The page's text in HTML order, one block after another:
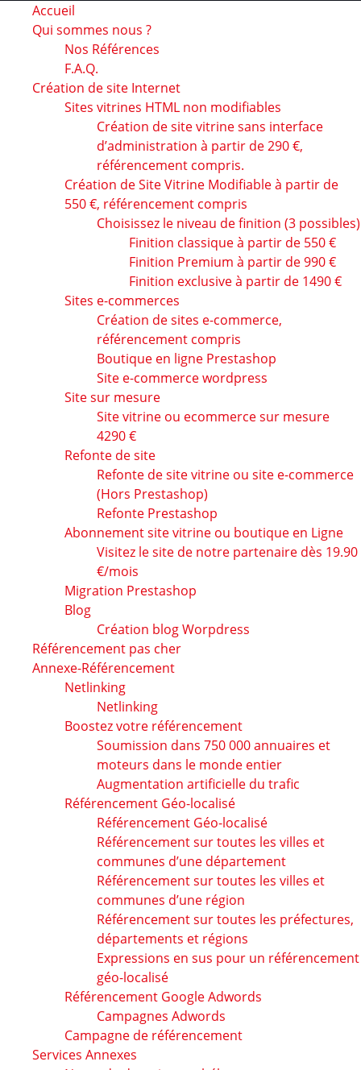
Accueil
Qui sommes nous ?
Nos Références
F.A.Q.
Création de site Internet
Sites vitrines HTML non modifiables
Création de site vitrine sans interface
d’administration à partir de 290 €,
référencement compris.
Création de Site Vitrine Modifiable à partir de
550 €, référencement compris
Choisissez le niveau de finition (3 possibles)
Finition classique à partir de 550 €
Finition Premium à partir de 990 €
Finition exclusive à partir de 1490 €
Sites e-commerces
Création de sites e-commerce,
référencement compris
Boutique en ligne Prestashop
Site e-commerce wordpress
Site sur mesure
Site vitrine ou ecommerce sur mesure
4290 €
Refonte de site
Refonte de site vitrine ou site e-commerce
(Hors Prestashop)
Refonte Prestashop
Abonnement site vitrine ou boutique en Ligne
Visitez le site de notre partenaire dès 19.90
€/mois
Migration Prestashop
Blog
Création blog Worpdress
Référencement pas cher
Annexe-Référencement
Netlinking
Netlinking
Boostez votre référencement
Soumission dans 750 000 annuaires et
moteurs dans le monde entier
Augmentation artificielle du trafic
Référencement Géo-localisé
Référencement Géo-localisé
Référencement sur toutes les villes et
communes d’une département
Référencement sur toutes les villes et
communes d’une région
Référencement sur toutes les préfectures,
départements et régions
Expressions en sus pour un référencement
géo-localisé
Référencement Google Adwords
Campagnes Adwords
Campagne de référencement
Services Annexes